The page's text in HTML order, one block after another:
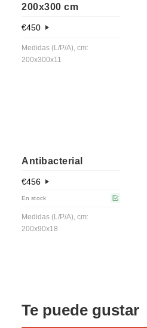
200x300 cm
€450
Medidas (L/P/A), cm:
200x300x11
Antibacterial
€456
En stock
Medidas (L/P/A), cm:
200x90x18
Te puede gustar